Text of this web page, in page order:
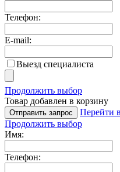
Телефон:
E-mail:
Выезд специалиста
Продолжить выбор
Товар добавлен в корзину
Отправить запрос
Перейти
Продолжить выбор
Имя:
Телефон: